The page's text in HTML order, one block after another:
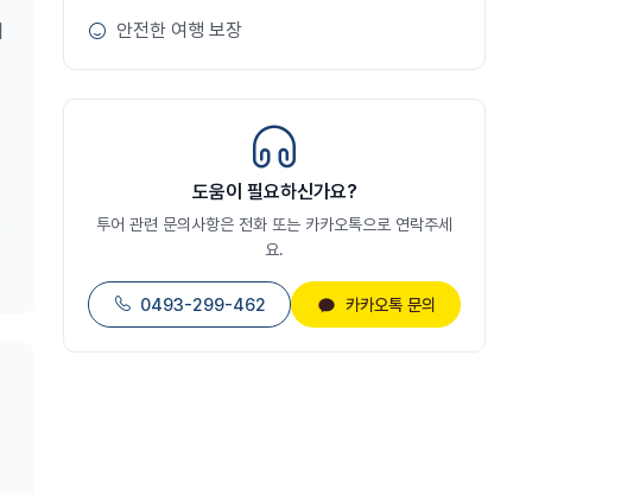
안전한 여행 보장
도움이 필요하신가요?
투어 관련 문의사항은 전화 또는 카카오톡으로 연락주세
요.
0493-299-462 카카오톡 문의